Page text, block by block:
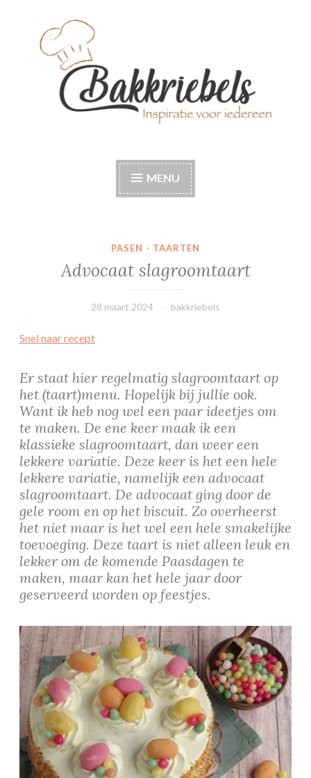
Bakkriebels
MENU
PASEN · TAARTEN
Advocaat slagroomtaart
28 maart 2024 bakkriebels
Snel naar recept
Er staat hier regelmatig slagroomtaart op
het (taart)menu. Hopelijk bij jullie ook.
Want ik heb nog wel een paar ideetjes om
te maken. De ene keer maak ik een
klassieke slagroomtaart, dan weer een
lekkere variatie. Deze keer is het een hele
lekkere variatie, namelijk een advocaat
slagroomtaart. De advocaat ging door de
gele room en op het biscuit. Zo overheerst
het niet maar is het wel een hele smakelijke
toevoeging. Deze taart is niet alleen leuk en
lekker om de komende Paasdagen te
maken, maar kan het hele jaar door
geserveerd worden op feestjes.